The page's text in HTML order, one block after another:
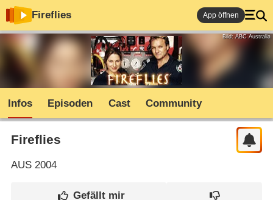
Fireflies App öffnen
Bild: ABC Australia
Infos Episoden Cast Community
Fireflies
AUS2004